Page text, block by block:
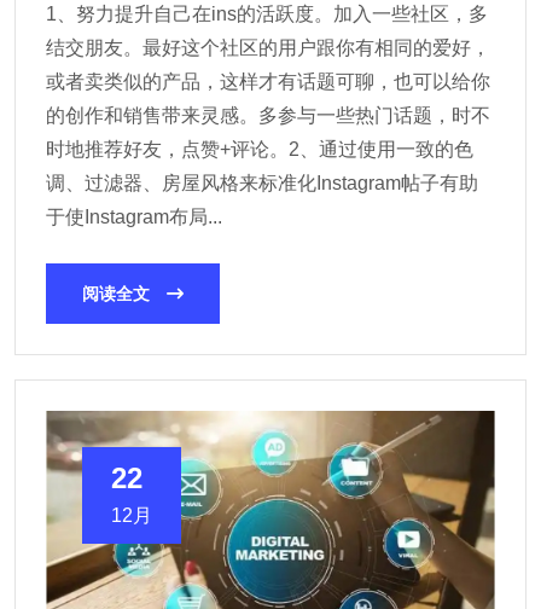
1、努力提升自己在ins的活跃度。加入一些社区，多
结交朋友。最好这个社区的用户跟你有相同的爱好，
或者卖类似的产品，这样才有话题可聊，也可以给你
的创作和销售带来灵感。多参与一些热门话题，时不
时地推荐好友，点赞+评论。2、通过使用一致的色
调、过滤器、房屋风格来标准化Instagram帖子有助
于使Instagram布局...
阅读全文
22
12月